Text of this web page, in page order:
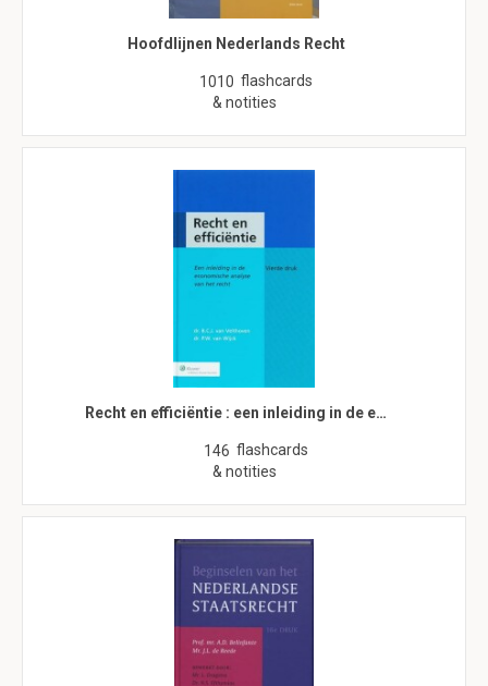
Hoofdlijnen Nederlands Recht
1010 flashcards
& notities
Recht en efficiëntie : een inleiding in de e…
146 flashcards
& notities